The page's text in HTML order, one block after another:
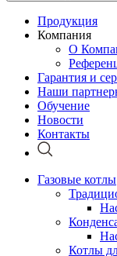
Продукция
Компания
О
Гарантия и
Наши
Обучение
Новости
Контакты
Газовые котлы
Котлы